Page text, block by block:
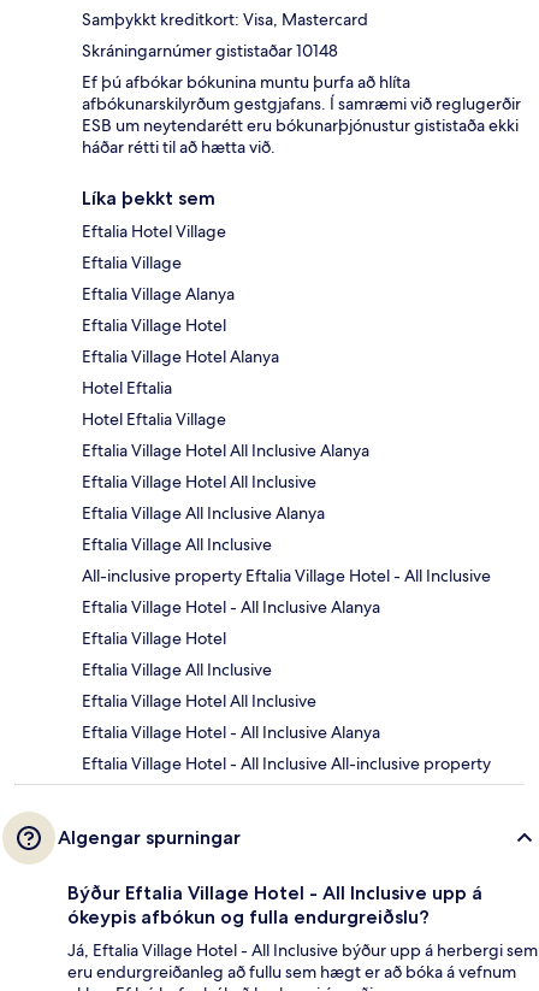
Samþykkt kreditkort: Visa, Mastercard
Skráningarnúmer gististaðar 10148
Ef þú afbókar bókunina muntu þurfa að hlíta
afbókunarskilyrðum gestgjafans. Í samræmi við reglugerðir
ESB um neytendarétt eru bókunarþjónustur gististaða ekki
háðar rétti til að hætta við.
Líka þekkt sem
Eftalia Hotel Village
Eftalia Village
Eftalia Village Alanya
Eftalia Village Hotel
Eftalia Village Hotel Alanya
Hotel Eftalia
Hotel Eftalia Village
Eftalia Village Hotel All Inclusive Alanya
Eftalia Village Hotel All Inclusive
Eftalia Village All Inclusive Alanya
Eftalia Village All Inclusive
All-inclusive property Eftalia Village Hotel - All Inclusive
Eftalia Village Hotel - All Inclusive Alanya
Eftalia Village Hotel
Eftalia Village All Inclusive
Eftalia Village Hotel All Inclusive
Eftalia Village Hotel - All Inclusive Alanya
Eftalia Village Hotel - All Inclusive All-inclusive property
Algengar spurningar
Býður Eftalia Village Hotel - All Inclusive upp á
ókeypis afbókun og fulla endurgreiðslu?
Já, Eftalia Village Hotel - All Inclusive býður upp á herbergi sem
eru endurgreiðanleg að fullu sem hægt er að bóka á vefnum